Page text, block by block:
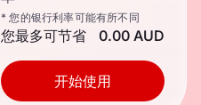
* 您的银行利率可能有所不同
您最多可节省 0.00 AUD
开始使用